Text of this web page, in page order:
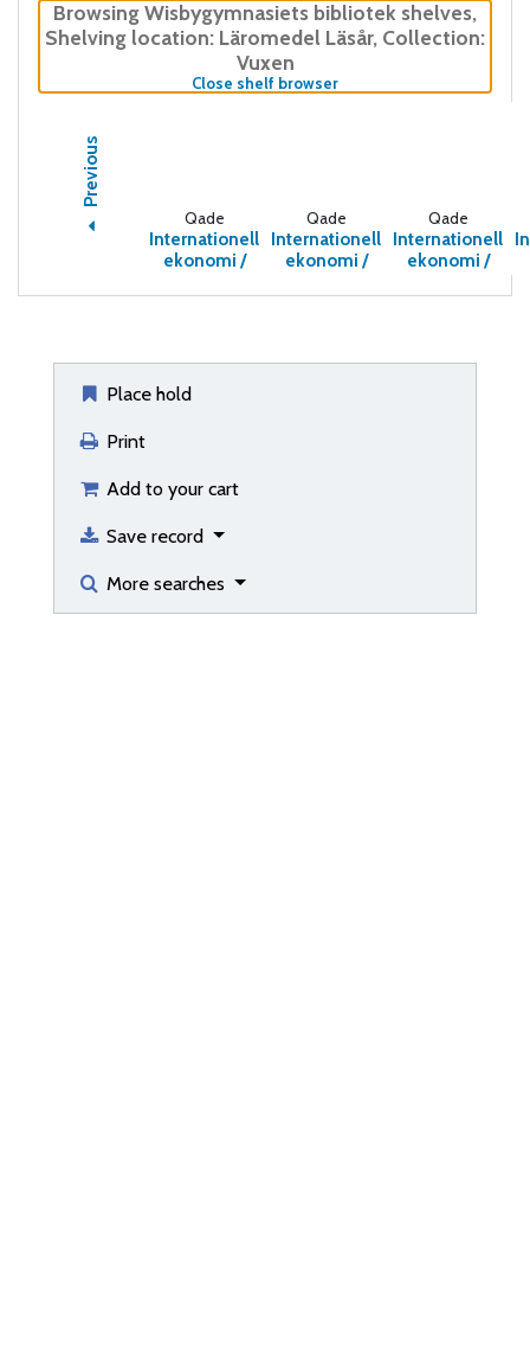
Browsing Wisbygymnasiets bibliotek shelves,
Shelving location: Läromedel Läsår, Collection:
Vuxen
Close shelf browser(Hides shelf browser)
Previous
Qade
Internationell
ekonomi /
Qade
Internationell
ekonomi /
Qade
Internationell
ekonomi /
Place hold
Print
Add to your cart
Save record
More searches